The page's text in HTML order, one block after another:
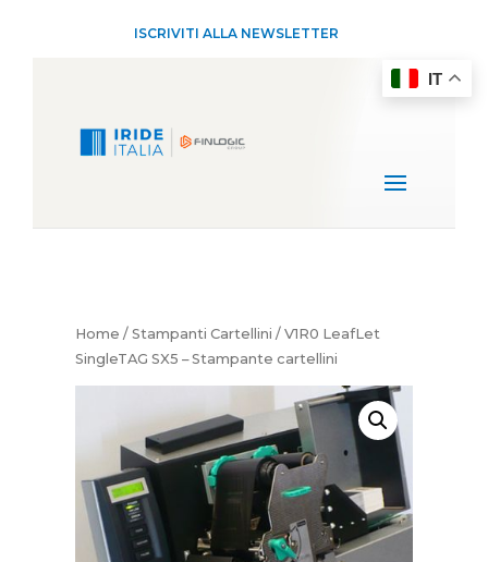
ISCRIVITI ALLA NEWSLETTER
Home / Stampanti Cartellini / V1R0 LeafLet
SingleTAG SX5 – Stampante cartellini
IT